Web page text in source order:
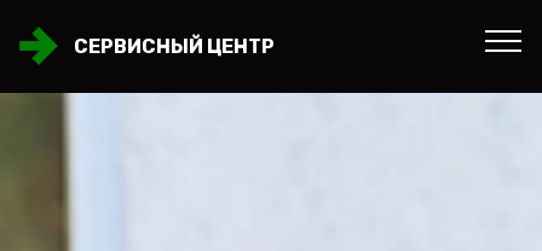
СЕРВИСНЫЙ ЦЕНТР